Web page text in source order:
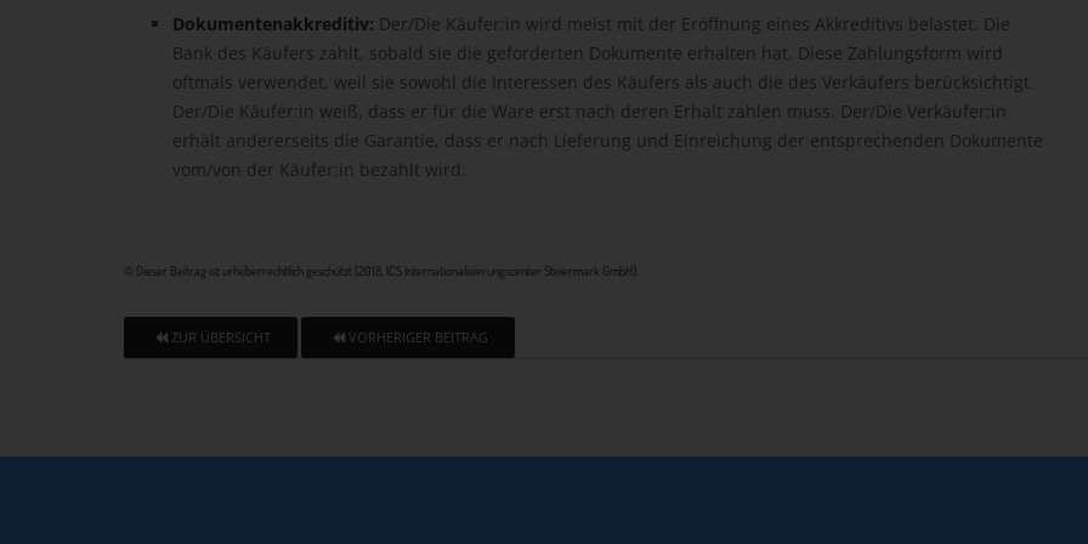
Dokumentenakkreditiv: Der/Die Käufer:in wird meist mit der Eröffnung eines Akkreditivs belastet. Die
Bank des Käufers zahlt, sobald sie die geforderten Dokumente erhalten hat. Diese Zahlungsform wird
oftmals verwendet, weil sie sowohl die Interessen des Käufers als auch die des Verkäufers berücksichtigt.
Der/Die Käufer:in weiß, dass er für die Ware erst nach deren Erhalt zahlen muss. Der/Die Verkäufer:in
erhält andererseits die Garantie, dass er nach Lieferung und Einreichung der entsprechenden Dokumente
vom/von der Käufer:in bezahlt wird.
© Dieser Beitrag ist urheberrechtlich geschützt [2018, ICS Internationalisierungscenter Steiermark GmbH].
ZUR ÜBERSICHT VORHERIGER BEITRAG